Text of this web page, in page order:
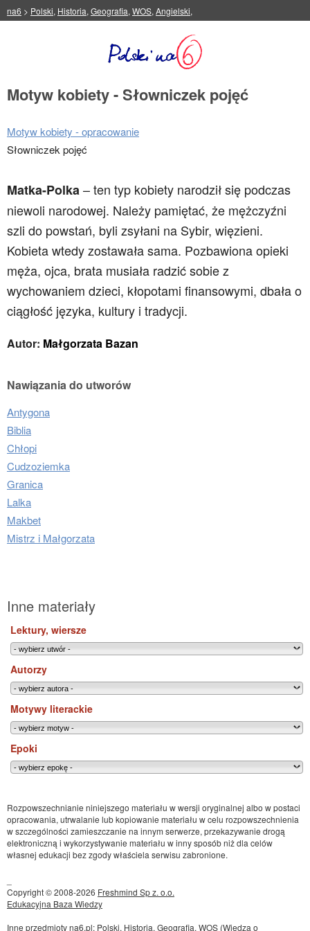
na6 > Polski, Historia, Geografia, WOS, Angielski,
Motyw kobiety - Słowniczek pojęć
Motyw kobiety - opracowanie
Słowniczek pojęć
Matka-Polka–ten typ kobiety narodził się podczas
niewoli narodowej. Należy pamiętać, że mężczyźni
szli do powstań, byli zsyłani na Sybir, więzieni.
Kobieta wtedy zostawała sama. Pozbawiona opieki
męża, ojca, brata musiała radzić sobie z
wychowaniem dzieci, kłopotami finansowymi, dbała o
ciągłość języka, kultury i tradycji.
Autor: Małgorzata Bazan
Nawiązania do utworów
Antygona
Biblia
Chłopi
Cudzoziemka
Granica
Lalka
Makbet
Mistrz i Małgorzata
Inne materiały
Lektury, wiersze
Autorzy
Motywy literackie
Epoki
Rozpowszechnianie niniejszego materiału w wersji oryginalnej albo w postaci
opracowania, utrwalanie lub kopiowanie materiału w celu rozpowszechnienia
w szczególności zamieszczanie na innym serwerze, przekazywanie drogą
elektroniczną i wykorzystywanie materiału w inny sposób niż dla celów
własnej edukacji bez zgody właściela serwisu zabronione.
Copyright © 2008-2026 Freshmind Sp z. o.o.
Edukacyjna Baza Wiedzy
Inne przedmiotyna6.pl: Polski, Historia, Geografia, WOS (Wiedza o